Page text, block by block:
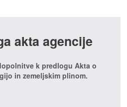
akta agencije
k predlogu Akta o
in zemeljskim plinom.